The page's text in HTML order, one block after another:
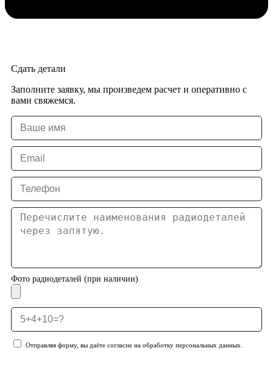
Сдать детали
Заполните заявку, мы произведем расчет и оперативно с
вами свяжемся.
Фото радиодеталей (при наличии)
Отправляя форму, вы даёте согласие на обработку персональных данных.